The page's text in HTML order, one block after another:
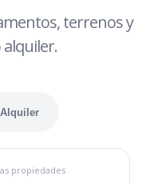
terrenos y
propiedades